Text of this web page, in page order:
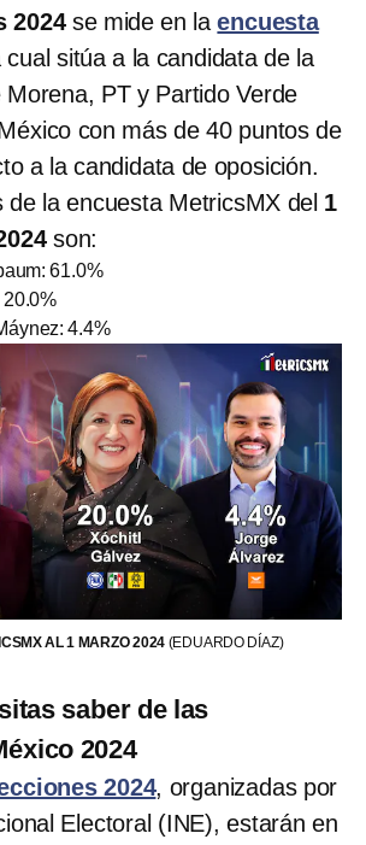
2024se mide en laencuesta
cual sitúa a la candidata de la
PT y Partido Verde
con más de 40 puntos de
a la candidata de oposición.
de la encuesta MetricsMX del 1
son:
61.0%
20.0%
4.4%
AL 1 MARZO 2024 (EDUARDO DÍAZ)
saber de las
2024
2024, organizadas por
Electoral (INE), estarán en